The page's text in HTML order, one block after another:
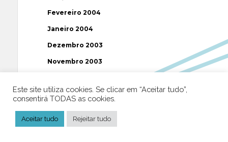
Fevereiro 2004
Janeiro 2004
Dezembro 2003
Novembro 2003
Este site utiliza cookies. Se clicar em “Aceitar tudo”,
consentirá TODAS as cookies.
Aceitar tudo Rejeitar tudo